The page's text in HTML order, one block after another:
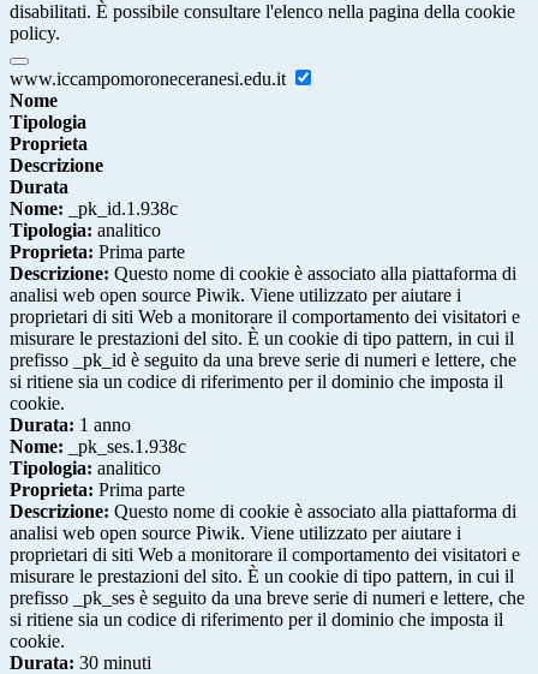
disabilitati. È possibile consultare l'elenco nella pagina della cookie
policy.
www.iccampomoroneceranesi.edu.it
Nome
Tipologia
Proprieta
Descrizione
Durata
Nome: _pk_id.1.938c
Tipologia: analitico
Proprieta: Prima parte
Descrizione: Questo nome di cookie è associato alla piattaforma di
analisi web open source Piwik. Viene utilizzato per aiutare i
proprietari di siti Web a monitorare il comportamento dei visitatori e
misurare le prestazioni del sito. È un cookie di tipo pattern, in cui il
prefisso _pk_id è seguito da una breve serie di numeri e lettere, che
si ritiene sia un codice di riferimento per il dominio che imposta il
cookie.
Durata: 1 anno
Nome: _pk_ses.1.938c
Tipologia: analitico
Proprieta: Prima parte
Descrizione: Questo nome di cookie è associato alla piattaforma di
analisi web open source Piwik. Viene utilizzato per aiutare i
proprietari di siti Web a monitorare il comportamento dei visitatori e
misurare le prestazioni del sito. È un cookie di tipo pattern, in cui il
prefisso _pk_ses è seguito da una breve serie di numeri e lettere, che
si ritiene sia un codice di riferimento per il dominio che imposta il
cookie.
Durata: 30 minuti